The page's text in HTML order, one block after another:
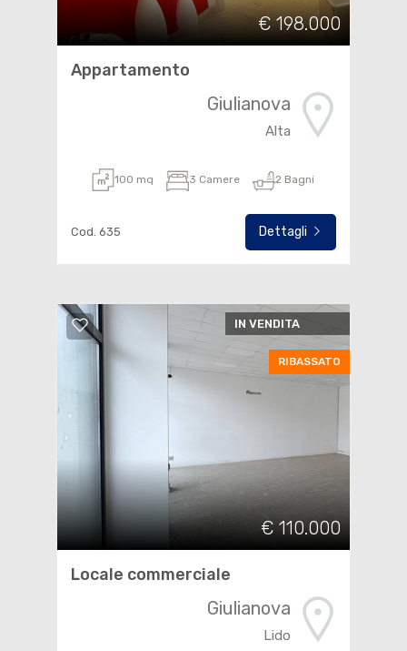
€ 198.000
Appartamento
Giulianova
Alta
100 mq 3 Camere 2 Bagni
Cod. 635 Dettagli
IN VENDITA
RIBASSATO
€ 110.000
Locale commerciale
Giulianova
Lido